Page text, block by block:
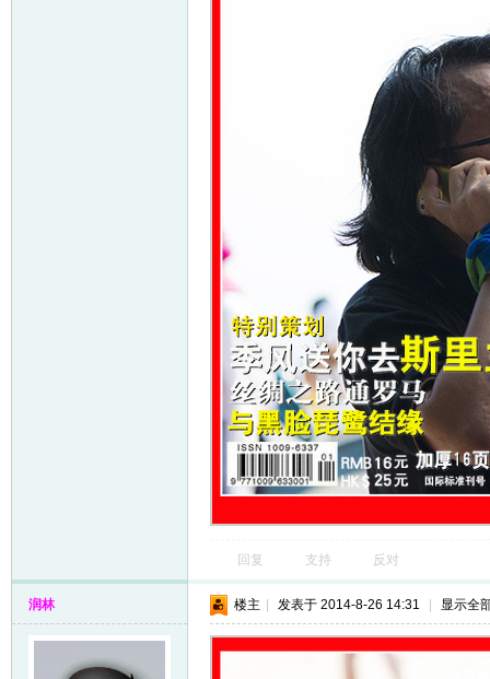
回复 支持 反对
润林 楼主 发表于 2014-8-26 14:31 显示全